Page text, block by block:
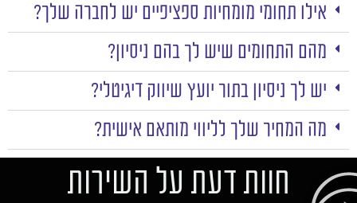
אילו תחומי מומחיות ספציפיים יש לחברה שלך?
מהם התחומים שיש לך בהם ניסיון?
יש לך ניסיון בתור יועץ שיווק דיגיטלי?
מה המחיר שלך לליווי מותאם אישית?
חוות דעת על השירות